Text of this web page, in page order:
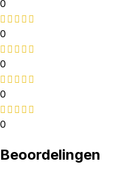
0
0
0
0
0
Beoordelingen